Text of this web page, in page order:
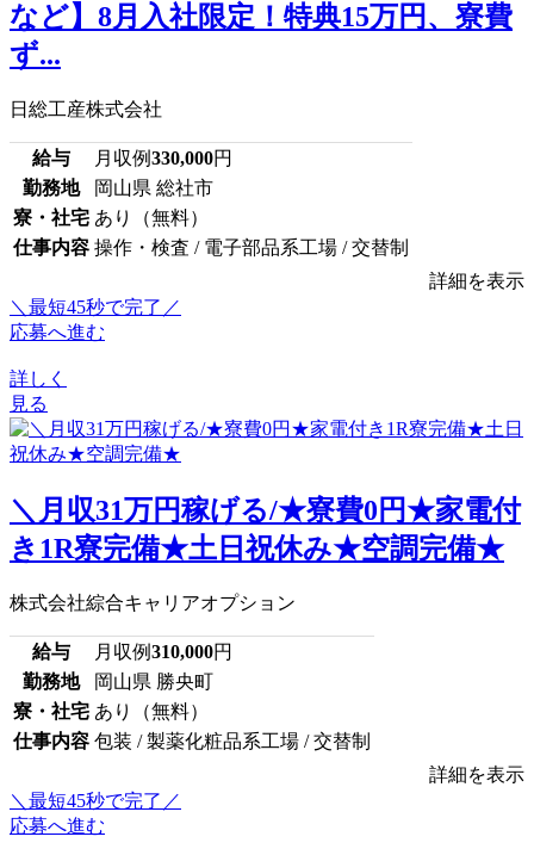
など】8月入社限定！特典15万円、寮費
ず...
日総工産株式会社
給与 月収例330,000円
勤務地
岡山県 総社市
寮・社宅 あり（無料）
仕事内容 操作・検査 / 電子部品系工場 / 交替制
詳細を表示
＼最短45秒で完了／
応募へ進む
詳しく
見る
＼月収31万円稼げる/★寮費0円★家電付
き1R寮完備★土日祝休み★空調完備★
株式会社綜合キャリアオプション
給与 月収例310,000円
勤務地
岡山県 勝央町
寮・社宅 あり（無料）
仕事内容 包装 / 製薬化粧品系工場 / 交替制
詳細を表示
＼最短45秒で完了／
応募へ進む